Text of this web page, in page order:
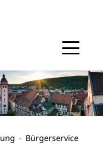
Bürgerservice